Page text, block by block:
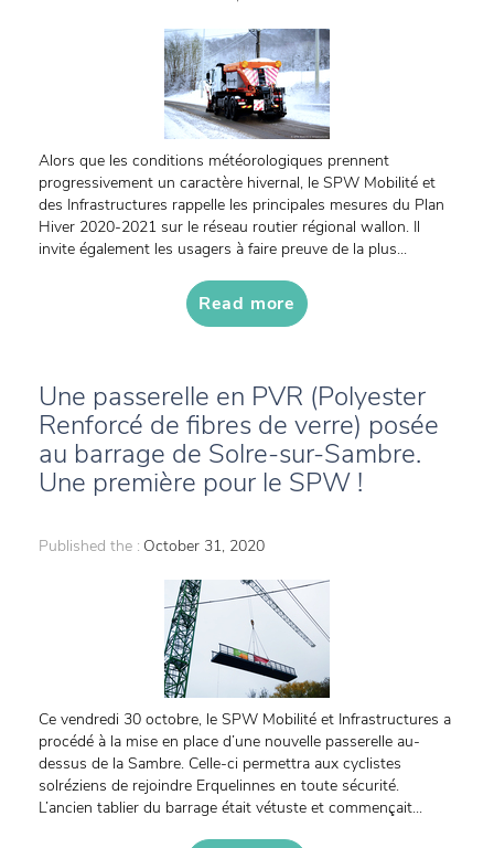
Alors que les conditions météorologiques prennent
progressivement un caractère hivernal, le SPW Mobilité et
des Infrastructures rappelle les principales mesures du Plan
Hiver 2020-2021 sur le réseau routier régional wallon. Il
invite également les usagers à faire preuve de la plus...
Read more
Une passerelle en PVR (Polyester
Renforcé de fibres de verre) posée
au barrage de Solre-sur-Sambre.
Une première pour le SPW !
Published the : October 31, 2020
Ce vendredi 30 octobre, le SPW Mobilité et Infrastructures a
procédé à la mise en place d’une nouvelle passerelle au-
dessus de la Sambre. Celle-ci permettra aux cyclistes
solréziens de rejoindre Erquelinnes en toute sécurité.
L’ancien tablier du barrage était vétuste et commençait...